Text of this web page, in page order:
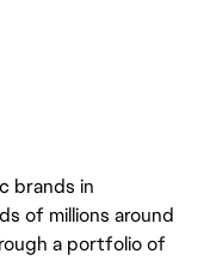
brands in
of millions around
a portfolio of